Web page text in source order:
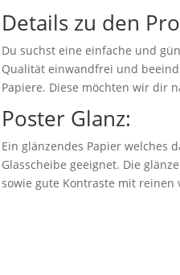
Details zu den
Du suchst eine einfache und
Qualität einwandfrei und
Papiere. Diese möchten wir dir
Poster Glanz:
Ein glänzendes Papier
Glasscheibe geeignet. Die
sowie gute Kontraste mit